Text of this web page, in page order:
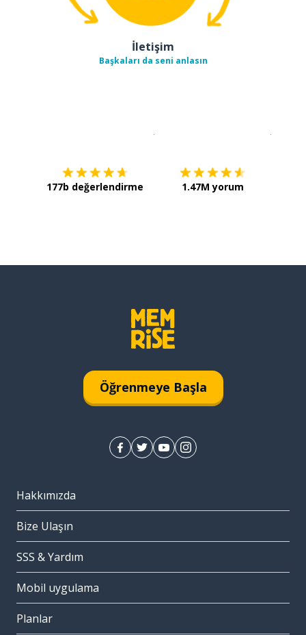
İletişim
Başkaları da seni anlasın
177b değerlendirme 1.47M yorum
Öğrenmeye Başla
Hakkımızda
Bize Ulaşın
SSS & Yardım
Mobil uygulama
Planlar